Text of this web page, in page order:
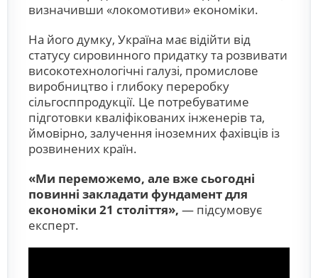
визначивши «локомотиви» економіки.
На його думку, Україна має відійти від
статусу сировинного придатку та розвивати
високотехнологічні галузі, промислове
виробництво і глибоку переробку
сільгосппродукції. Це потребуватиме
підготовки кваліфікованих інженерів та,
ймовірно, залучення іноземних фахівців із
розвинених країн.
«Ми переможемо, але вже сьогодні
повинні закладати фундамент для
економіки 21 століття», — підсумовує
експерт.